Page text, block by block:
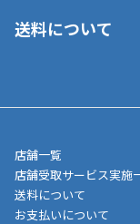
■代金引換(代引)※手
■商品によっては一
す。
ご注文が確認出来次
業日にてお引渡しと
メーカー直送品など
制限がかかる場合が
異なる場合がござい
い。
送料について
店舗一覧
店舗受取サービス実施
送料について
お支払いについて